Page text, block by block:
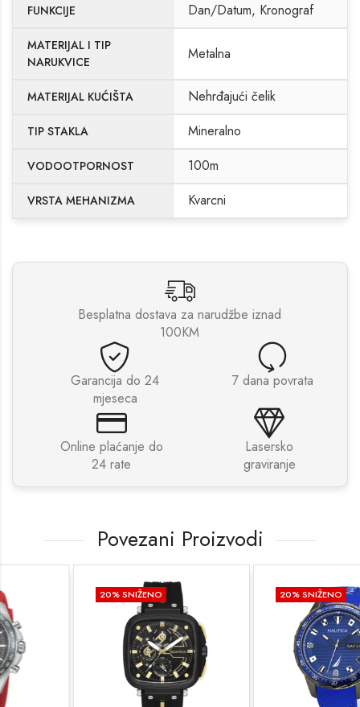
FUNKCIJE Dan/Datum, Kronograf
MATERIJAL I TIP
NARUKVICE
Metalna
MATERIJAL KUĆIŠTA Nehrđajući čelik
TIP STAKLA Mineralno
VODOOTPORNOST 100m
VRSTA MEHANIZMA Kvarcni
Besplatna dostava za narudžbe iznad
100KM
Garancija do 24
mjeseca
7 dana povrata
Online plaćanje do
24 rate
Lasersko
graviranje
Povezani Proizvodi
% SNIŽENO % SNIŽENO